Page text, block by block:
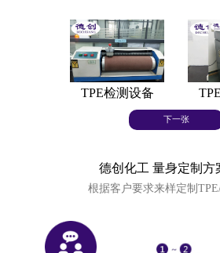
TPE检测设备
下一张
德创化工 量身定制方
根据客户要求来样定制